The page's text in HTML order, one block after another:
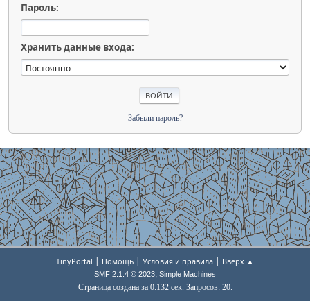
Пароль:
Хранить данные входа:
Забыли пароль?
TinyPortal | Помощь | Условия и правила | Вверх ▲
SMF 2.1.4 © 2023, Simple Machines
Страница создана за 0.132 сек. Запросов: 20.